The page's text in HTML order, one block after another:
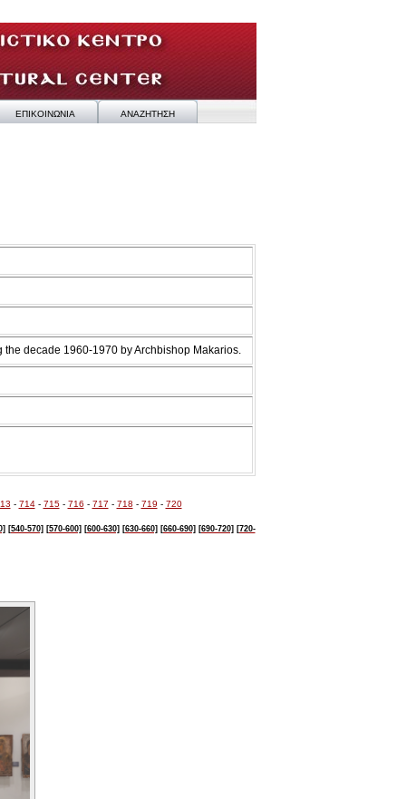
ΕΠΙΚΟΙΝΩΝΙΑ ΑΝΑΖΗΤΗΣΗ
decade 1960-1970 by Archbishop Makarios.
- 714- 715- 716 - 717 - 718 - 719 - 720
[540-570] [570-600] [600-630] [630-660] [660-690] [690-720] [720-